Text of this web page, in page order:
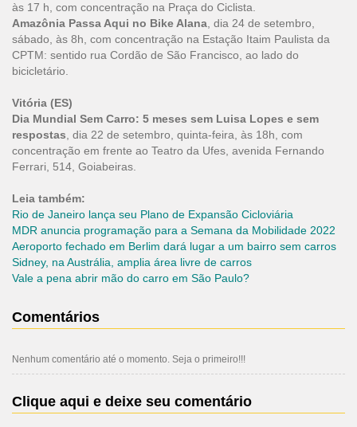
às 17 h, com concentração na Praça do Ciclista.
Amazônia Passa Aqui no Bike Alana , dia 24 de setembro,
sábado, às 8h, com concentração na Estação Itaim Paulista da
CPTM: sentido rua Cordão de São Francisco, ao lado do
bicicletário.
Vitória (ES)
Dia Mundial Sem Carro: 5 meses sem Luisa Lopes e sem
respostas , dia 22 de setembro, quinta-feira, às 18h, com
concentração em frente ao Teatro da Ufes, avenida Fernando
Ferrari, 514, Goiabeiras.
Leia também:
Rio de Janeiro lança seu Plano de Expansão Cicloviária
MDR anuncia programação para a Semana da Mobilidade 2022
Aeroporto fechado em Berlim dará lugar a um bairro sem carros
Sidney, na Austrália, amplia área livre de carros
Vale a pena abrir mão do carro em São Paulo?
Comentários
Nenhum comentário até o momento. Seja o primeiro!!!
Clique aqui e deixe seu comentário